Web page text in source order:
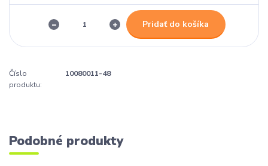
Pridať do košíka
Číslo
produktu:
10080011-48
Podobné produkty